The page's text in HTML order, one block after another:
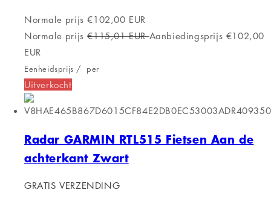
Normale prijs €102,00 EUR
Normale prijs €115,01 EURAanbiedingsprijs €102,00
EUR
Eenheidsprijs / per
Uitverkocht
Radar GARMIN RTL515 Fietsen Aan de
achterkant Zwart
GRATIS VERZENDING